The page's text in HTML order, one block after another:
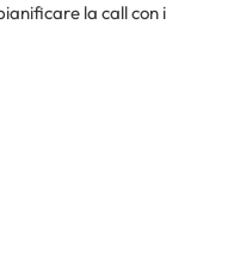
la call con i